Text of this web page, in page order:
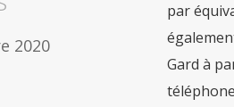
par
Gard à
2020